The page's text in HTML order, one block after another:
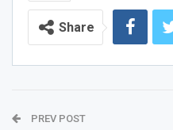
Share
PREV POST